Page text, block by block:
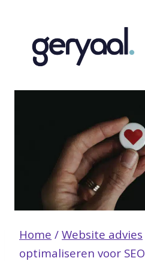
inhoud
Home / Website advies
optimaliseren voor SEO